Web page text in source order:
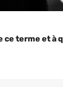
ce terme et à